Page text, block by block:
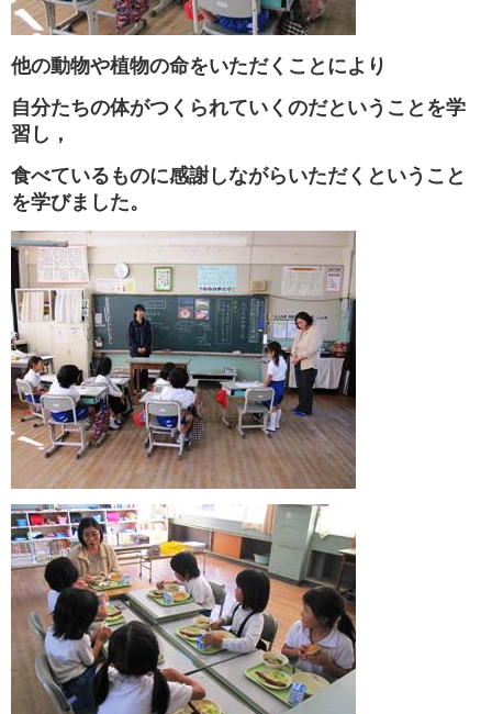
他の動物や植物の命をいただくことにより
自分たちの体がつくられていくのだということを学
習し，
食べているものに感謝しながらいただくということ
を学びました。